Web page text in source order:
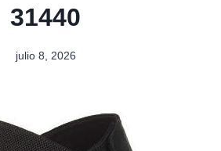
31440
julio 8, 2026